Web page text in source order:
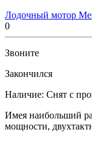
Лодочный мотор
0
Звоните
Закончился
Наличие: Снят с
Имея наибольший
мощности,